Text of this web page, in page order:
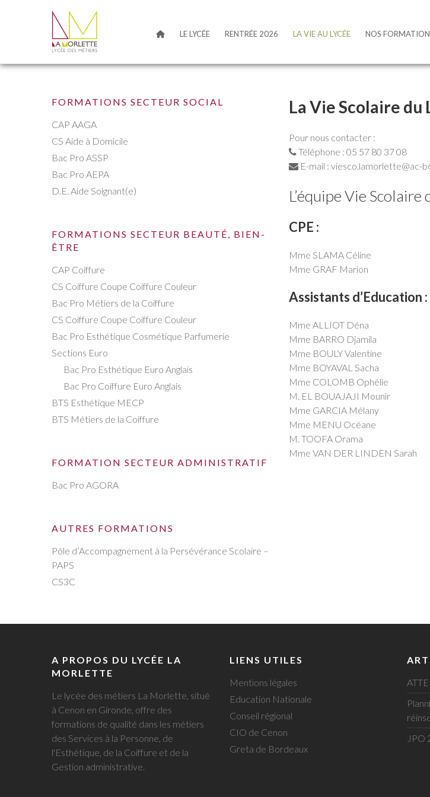
LE LYCÉE RENTRÉE 2026 LA VIE AU LYCÉE NOS
La Vie
La Vie Scolaire
Pour nous contacter :
Téléphone : 05 57 80 37 08
E-mail : viesco.lamorlette@ac-
L’équipe Vie
CPE :
Mme SLAMA Céline
Mme GRAF Marion
Assistants d’Education :
Mme ALLIOT Déna
Mme BARRO Djamila
Mme BOULY Valentine
Mme BOYAVAL Sacha
Mme COLOMB Ophélie
M. EL BOUAJAJI Mounir
Mme GARCIA Mélany
Mme MENU Océane
M. TOOFA Orama
Mme VAN DER LINDEN Sarah
FORMATIONS SECTEUR SOCIAL
CAP AAGA
CS Aide à Domicile
Bac Pro ASSP
Bac Pro AEPA
D.E. Aide Soignant(e)
FORMATIONS SECTEUR BEAUTÉ, BIEN-
ÊTRE
CAP Coiffure
CS Coiffure Coupe Coiffure Couleur
Bac Pro Métiers de la Coiffure
CS Coiffure Coupe Coiffure Couleur
Bac Pro Esthétique Cosmétique Parfumerie
Sections Euro
Bac Pro Esthétique Euro Anglais
Bac Pro Coiffure Euro Anglais
BTS Esthétique MECP
BTS Métiers de la Coiffure
FORMATION SECTEUR ADMINISTRATIF
Bac Pro AGORA
AUTRES FORMATIONS
Pôle d’Accompagnement à la Persévérance Scolaire –
PAPS
CS3C
A PROPOS DU LYCÉE LA
MORLETTE
Le lycée des métiers La Morlette, situé
à Cenon en Gironde, offre des
formations de qualité dans les métiers
des Services à la Personne, de
l'Esthétique, de la Coiffure et de la
Gestion administrative.
LIENS UTILES
Mentions légales
Education Nationale
Conseil régional
CIO de Cenon
Greta de Bordeaux
JPO